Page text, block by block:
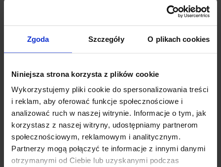
Zgoda Szczegóły O plikach cookies
Niniejsza strona korzysta z plików cookie
Wykorzystujemy pliki cookie do spersonalizowania treści
i reklam, aby oferować funkcje społecznościowe i
analizować ruch w naszej witrynie. Informacje o tym, jak
korzystasz z naszej witryny, udostępniamy partnerom
społecznościowym, reklamowym i analitycznym.
Partnerzy mogą połączyć te informacje z innymi danymi
otrzymanymi od Ciebie lub uzyskanymi podczas
catalpy